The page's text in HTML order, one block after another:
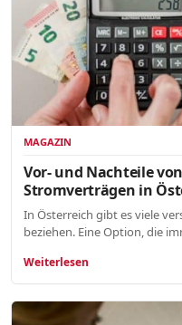
MAGAZIN
Vor- und Nachteile
Stromverträgen in
In Österreich gibt es viele
beziehen. Eine Option, die
Weiterlesen